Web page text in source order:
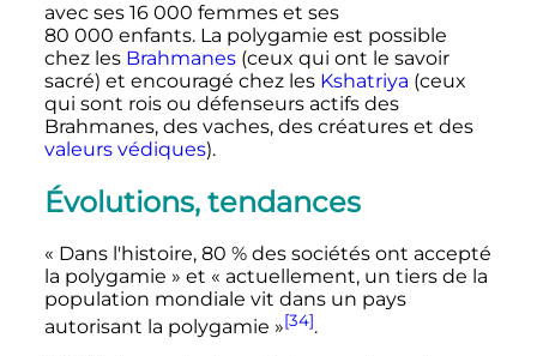
avec ses 16 000 femmeset ses
80 000 enfants. La polygamie est possible
chez les Brahmanes(ceux qui ont le savoir
sacré) et encouragé chez les Kshatriya (ceux
qui sont rois ou défenseurs actifs des
Brahmanes, des vaches, des créatures et des
valeurs védiques).
Évolutions, tendances
« Dans l'histoire, 80 % des sociétés ont accepté
la polygamie » et « actuellement, un tiers de la
population mondiale vit dans un pays
autorisant la polygamie »[34].